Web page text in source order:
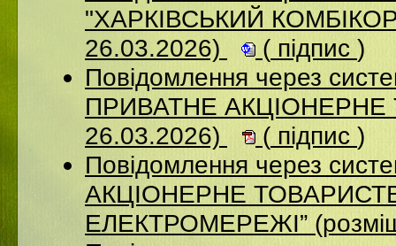
"ХАРКІВСЬКИЙ
26.03.2026)
( підпис )
Повідомлення через
ПРИВАТНЕ АКЦІОНЕРНЕ
26.03.2026)
( підпис )
Повідомлення через
АКЦІОНЕРНЕ
ЕЛЕКТРОМЕРЕЖІ”